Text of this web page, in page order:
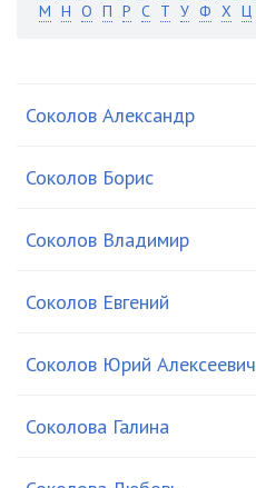
М Н О П Р С Т У Ф Х Ц
Соколов Александр
Соколов Борис
Соколов Владимир
Соколов Евгений
Соколов Юрий Алексеевич
Соколова Галина